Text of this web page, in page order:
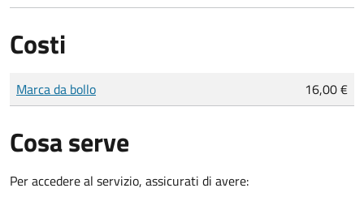
Costi
Tipo di pagamento
Importo
Marca da bollo 16,00 €
Cosa serve
Per accedere al servizio, assicurati di avere: